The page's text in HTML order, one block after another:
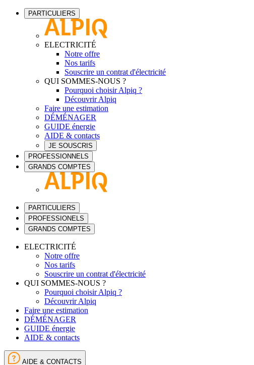
PARTICULIERS
ELECTRICITÉ
Notre offre
Nos tarifs
Souscrire un contrat d'électricité
QUI SOMMES-NOUS ?
Pourquoi choisir Alpiq ?
Découvrir Alpiq
Faire une estimation
DÉMÉNAGER
GUIDE énergie
AIDE & contacts
JE SOUSCRIS
PROFESSIONNELS
GRANDS COMPTES
PARTICULIERS
PROFESSIONELS
GRANDS COMPTES
ELECTRICITÉ
Notre offre
Nos tarifs
Souscrire un contrat d'électricité
QUI SOMMES-NOUS ?
Pourquoi choisir Alpiq ?
Découvrir Alpiq
Faire une estimation
DÉMÉNAGER
GUIDE énergie
AIDE & contacts
AIDE & CONTACTS